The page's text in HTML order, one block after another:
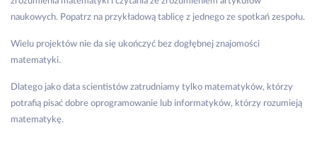
naukowych. Popatrz na przykładową tablicę z jednego ze spotkań zespołu.
Wielu projektów nie da się ukończyć bez dogłębnej znajomości
matematyki.
Dlatego jako data scientistów zatrudniamy tylko matematyków, którzy
potrafią pisać dobre oprogramowanie lub informatyków, którzy rozumieją
matematykę.